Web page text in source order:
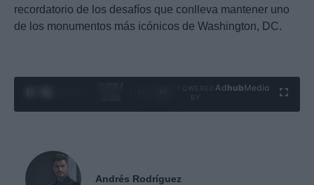
recordatorio de los desafíos que conlleva mantener uno
de los monumentos más icónicos de Washington, DC.
Ad hubMedia
Andrés Rodríguez